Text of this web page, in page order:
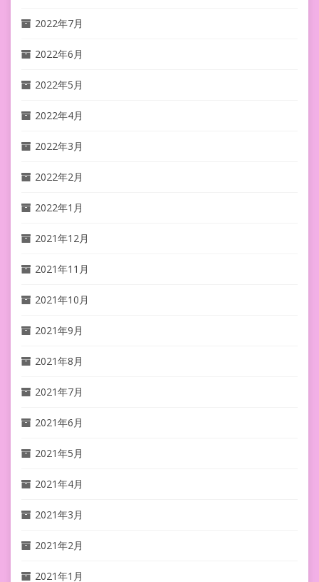
2022年7月
2022年6月
2022年5月
2022年4月
2022年3月
2022年2月
2022年1月
2021年12月
2021年11月
2021年10月
2021年9月
2021年8月
2021年7月
2021年6月
2021年5月
2021年4月
2021年3月
2021年2月
2021年1月